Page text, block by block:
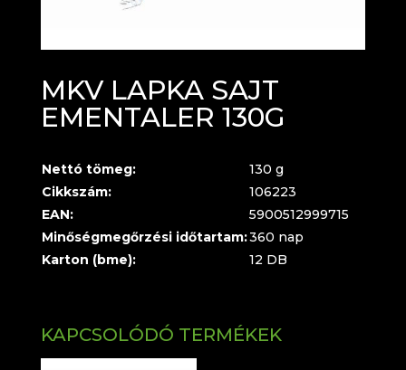
MKV LAPKA SAJT
EMENTALER 130G
Nettó tömeg:
130 g
Cikkszám:
106223
EAN:
5900512999715
Minőségmegőrzési időtartam:360 nap
Karton (bme):
12 DB
KAPCSOLÓDÓ TERMÉKEK